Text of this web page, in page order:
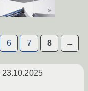
6 7 8 →
23.10.2025